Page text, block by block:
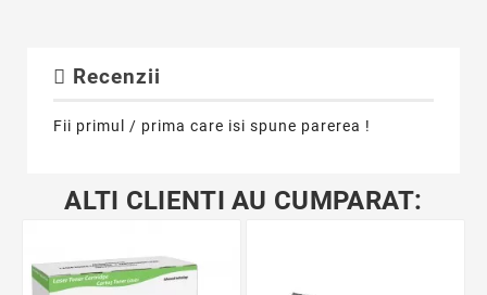
Recenzii
Fii primul / prima care isi spune parerea !
ALTI CLIENTI AU CUMPARAT: